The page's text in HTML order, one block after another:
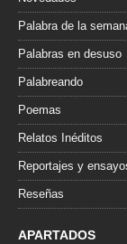
Palabra de la
Palabras en desuso
Palabreando
Poemas
Relatos Inéditos
Reportajes y
Reseñas
APARTADOS